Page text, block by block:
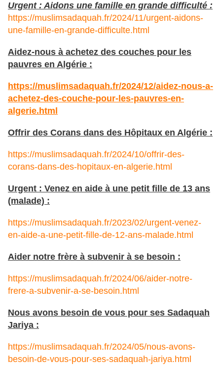
Urgent : Aidons une famille en grande difficulté :
https://muslimsadaquah.fr/2024/11/urgent-aidons-
une-famille-en-grande-difficulte.html
Aidez-nous à achetez des couches pour les
pauvres en Algérie :
https://muslimsadaquah.fr/2024/12/aidez-nous-a-
achetez-des-couche-pour-les-pauvres-en-
algerie.html
Offrir des Corans dans des Hôpitaux en Algérie :
https://muslimsadaquah.fr/2024/10/offrir-des-
corans-dans-des-hopitaux-en-algerie.html
Urgent : Venez en aide à une petit fille de 13 ans
(malade) :
https://muslimsadaquah.fr/2023/02/urgent-venez-
en-aide-a-une-petit-fille-de-12-ans-malade.html
Aider notre frère à subvenir à se besoin :
https://muslimsadaquah.fr/2024/06/aider-notre-
frere-a-subvenir-a-se-besoin.html
Nous avons besoin de vous pour ses Sadaquah
Jariya :
https://muslimsadaquah.fr/2024/05/nous-avons-
besoin-de-vous-pour-ses-sadaquah-jariya.html